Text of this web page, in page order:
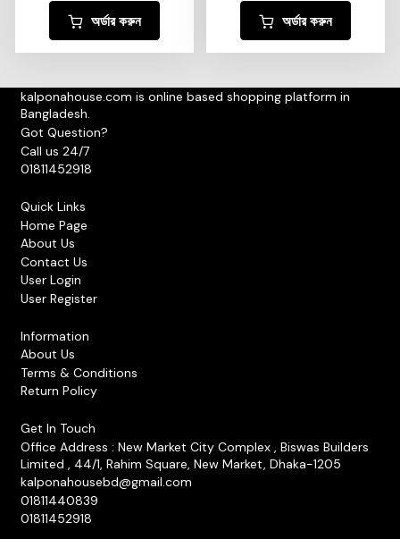
অর্ডার করুন অর্ডার করুন
kalponahouse.com is online based shopping platform in
Bangladesh.
Got Question?
Call us 24/7
01811452918
Quick Links
Home Page
About Us
Contact Us
User Login
User Register
Information
About Us
Terms & Conditions
Return Policy
Get In Touch
Office Address : New Market City Complex , Biswas Builders
Limited , 44/1, Rahim Square, New Market, Dhaka-1205
kalponahousebd@gmail.com
01811440839
01811452918